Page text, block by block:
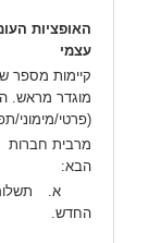
האופציות
עצמי
קיימות מספר
מוגדר מראש.
(פרטי/מימוני/
מרבית חברות
הבא:
א.
החדש.